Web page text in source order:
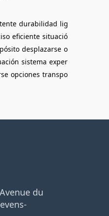
durabilidad lig
eficiente situació
desplazarse o
sistema exper
opciones transpo
du